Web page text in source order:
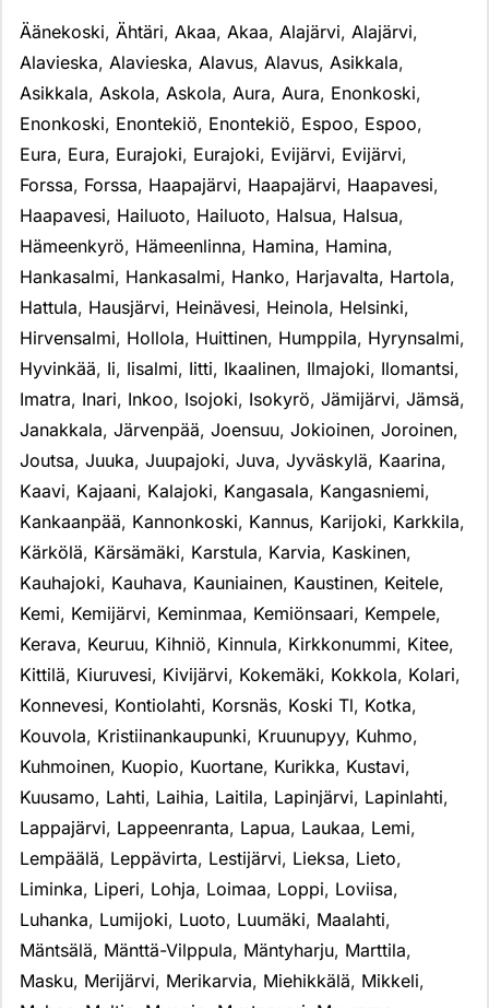
Äänekoski, Ähtäri, Akaa, Akaa, Alajärvi, Alajärvi,
Alavieska, Alavieska, Alavus, Alavus, Asikkala,
Asikkala, Askola, Askola, Aura, Aura, Enonkoski,
Enonkoski, Enontekiö, Enontekiö, Espoo, Espoo,
Eura, Eura, Eurajoki, Eurajoki, Evijärvi, Evijärvi,
Forssa, Forssa, Haapajärvi, Haapajärvi, Haapavesi,
Haapavesi, Hailuoto, Hailuoto, Halsua, Halsua,
Hämeenkyrö, Hämeenlinna, Hamina, Hamina,
Hankasalmi, Hankasalmi, Hanko, Harjavalta, Hartola,
Hattula, Hausjärvi, Heinävesi, Heinola, Helsinki,
Hirvensalmi, Hollola, Huittinen, Humppila, Hyrynsalmi,
Hyvinkää, Ii, Iisalmi, Iitti, Ikaalinen, Ilmajoki, Ilomantsi,
Imatra, Inari, Inkoo, Isojoki, Isokyrö, Jämijärvi, Jämsä,
Janakkala, Järvenpää, Joensuu, Jokioinen, Joroinen,
Joutsa, Juuka, Juupajoki, Juva, Jyväskylä, Kaarina,
Kaavi, Kajaani, Kalajoki, Kangasala, Kangasniemi,
Kankaanpää, Kannonkoski, Kannus, Karijoki, Karkkila,
Kärkölä, Kärsämäki, Karstula, Karvia, Kaskinen,
Kauhajoki, Kauhava, Kauniainen, Kaustinen, Keitele,
Kemi, Kemijärvi, Keminmaa, Kemiönsaari, Kempele,
Kerava, Keuruu, Kihniö, Kinnula, Kirkkonummi, Kitee,
Kittilä, Kiuruvesi, Kivijärvi, Kokemäki, Kokkola, Kolari,
Konnevesi, Kontiolahti, Korsnäs, Koski Tl, Kotka,
Kouvola, Kristiinankaupunki, Kruunupyy, Kuhmo,
Kuhmoinen, Kuopio, Kuortane, Kurikka, Kustavi,
Kuusamo, Lahti, Laihia, Laitila, Lapinjärvi, Lapinlahti,
Lappajärvi, Lappeenranta, Lapua, Laukaa, Lemi,
Lempäälä, Leppävirta, Lestijärvi, Lieksa, Lieto,
Liminka, Liperi, Lohja, Loimaa, Loppi, Loviisa,
Luhanka, Lumijoki, Luoto, Luumäki, Maalahti,
Mäntsälä, Mänttä-Vilppula, Mäntyharju, Marttila,
Masku, Merijärvi, Merikarvia, Miehikkälä, Mikkeli,